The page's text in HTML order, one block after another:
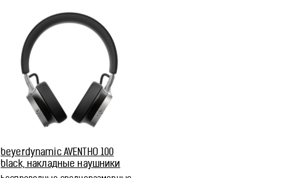
beyerdynamic AVENTHO 100
black, накладные наушники